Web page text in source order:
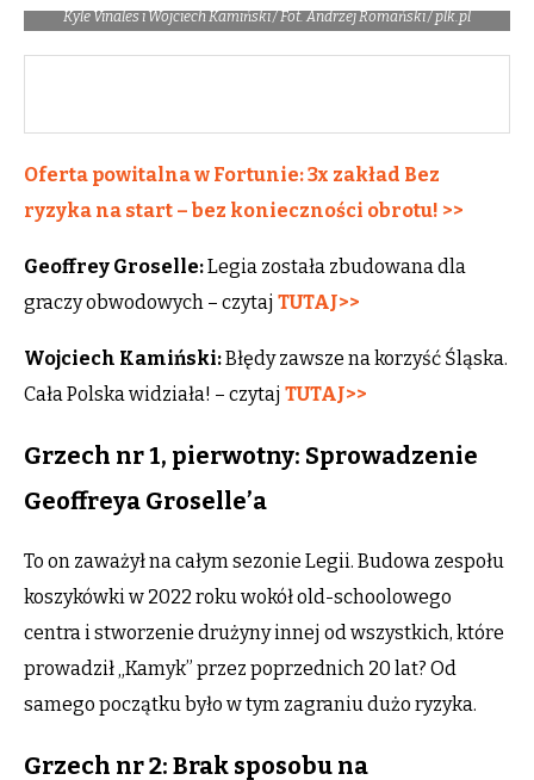
Kyle Vinales i Wojciech Kamiński / Fot. Andrzej Romański / plk.pl
Oferta powitalna w Fortunie: 3x zakład Bez
ryzyka na start – bez konieczności obrotu! >>
Geoffrey Groselle:Legia została zbudowana dla
graczy obwodowych – czytaj TUTAJ>>
Wojciech Kamiński:Błędy zawsze na korzyść Śląska.
Cała Polska widziała! – czytaj TUTAJ>>
Grzech nr 1, pierwotny: Sprowadzenie
Geoffreya Groselle’a
To on zaważył na całym sezonie Legii. Budowa zespołu
koszykówki w 2022 roku wokół old-schoolowego
centra i stworzenie drużyny innej od wszystkich, które
prowadził „Kamyk” przez poprzednich 20 lat? Od
samego początku było w tym zagraniu dużo ryzyka.
Grzech nr 2: Brak sposobu na